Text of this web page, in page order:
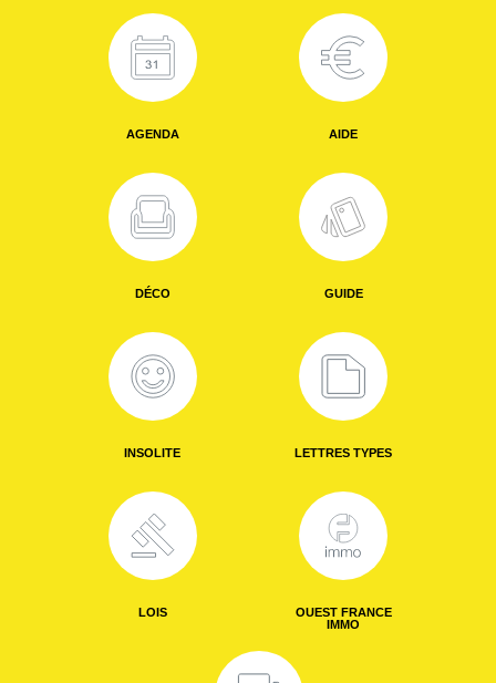
AGENDA AIDE
DÉCO GUIDE
INSOLITE LETTRES TYPES
LOIS
OUEST FRANCE
IMMO